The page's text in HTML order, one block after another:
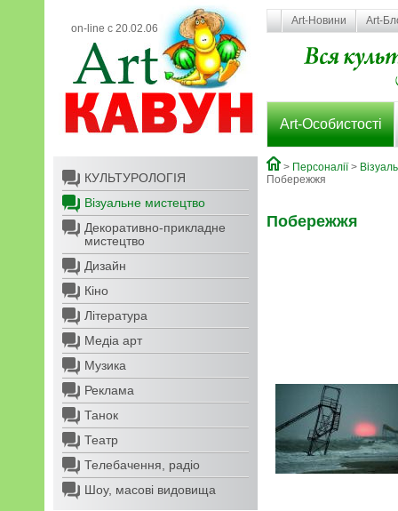
on-line с 20.02.06
Art-Новини Art-
Art-Особистості
КУЛЬТУРОЛОГІЯ
Візуальне мистецтво
Декоративно-прикладне
мистецтво
Дизайн
Кіно
Література
Медіа арт
Музика
Реклама
Танок
Театр
Телебачення, радіо
Шоу, масові видовища
> Персоналії>
Побережжя
Побережжя